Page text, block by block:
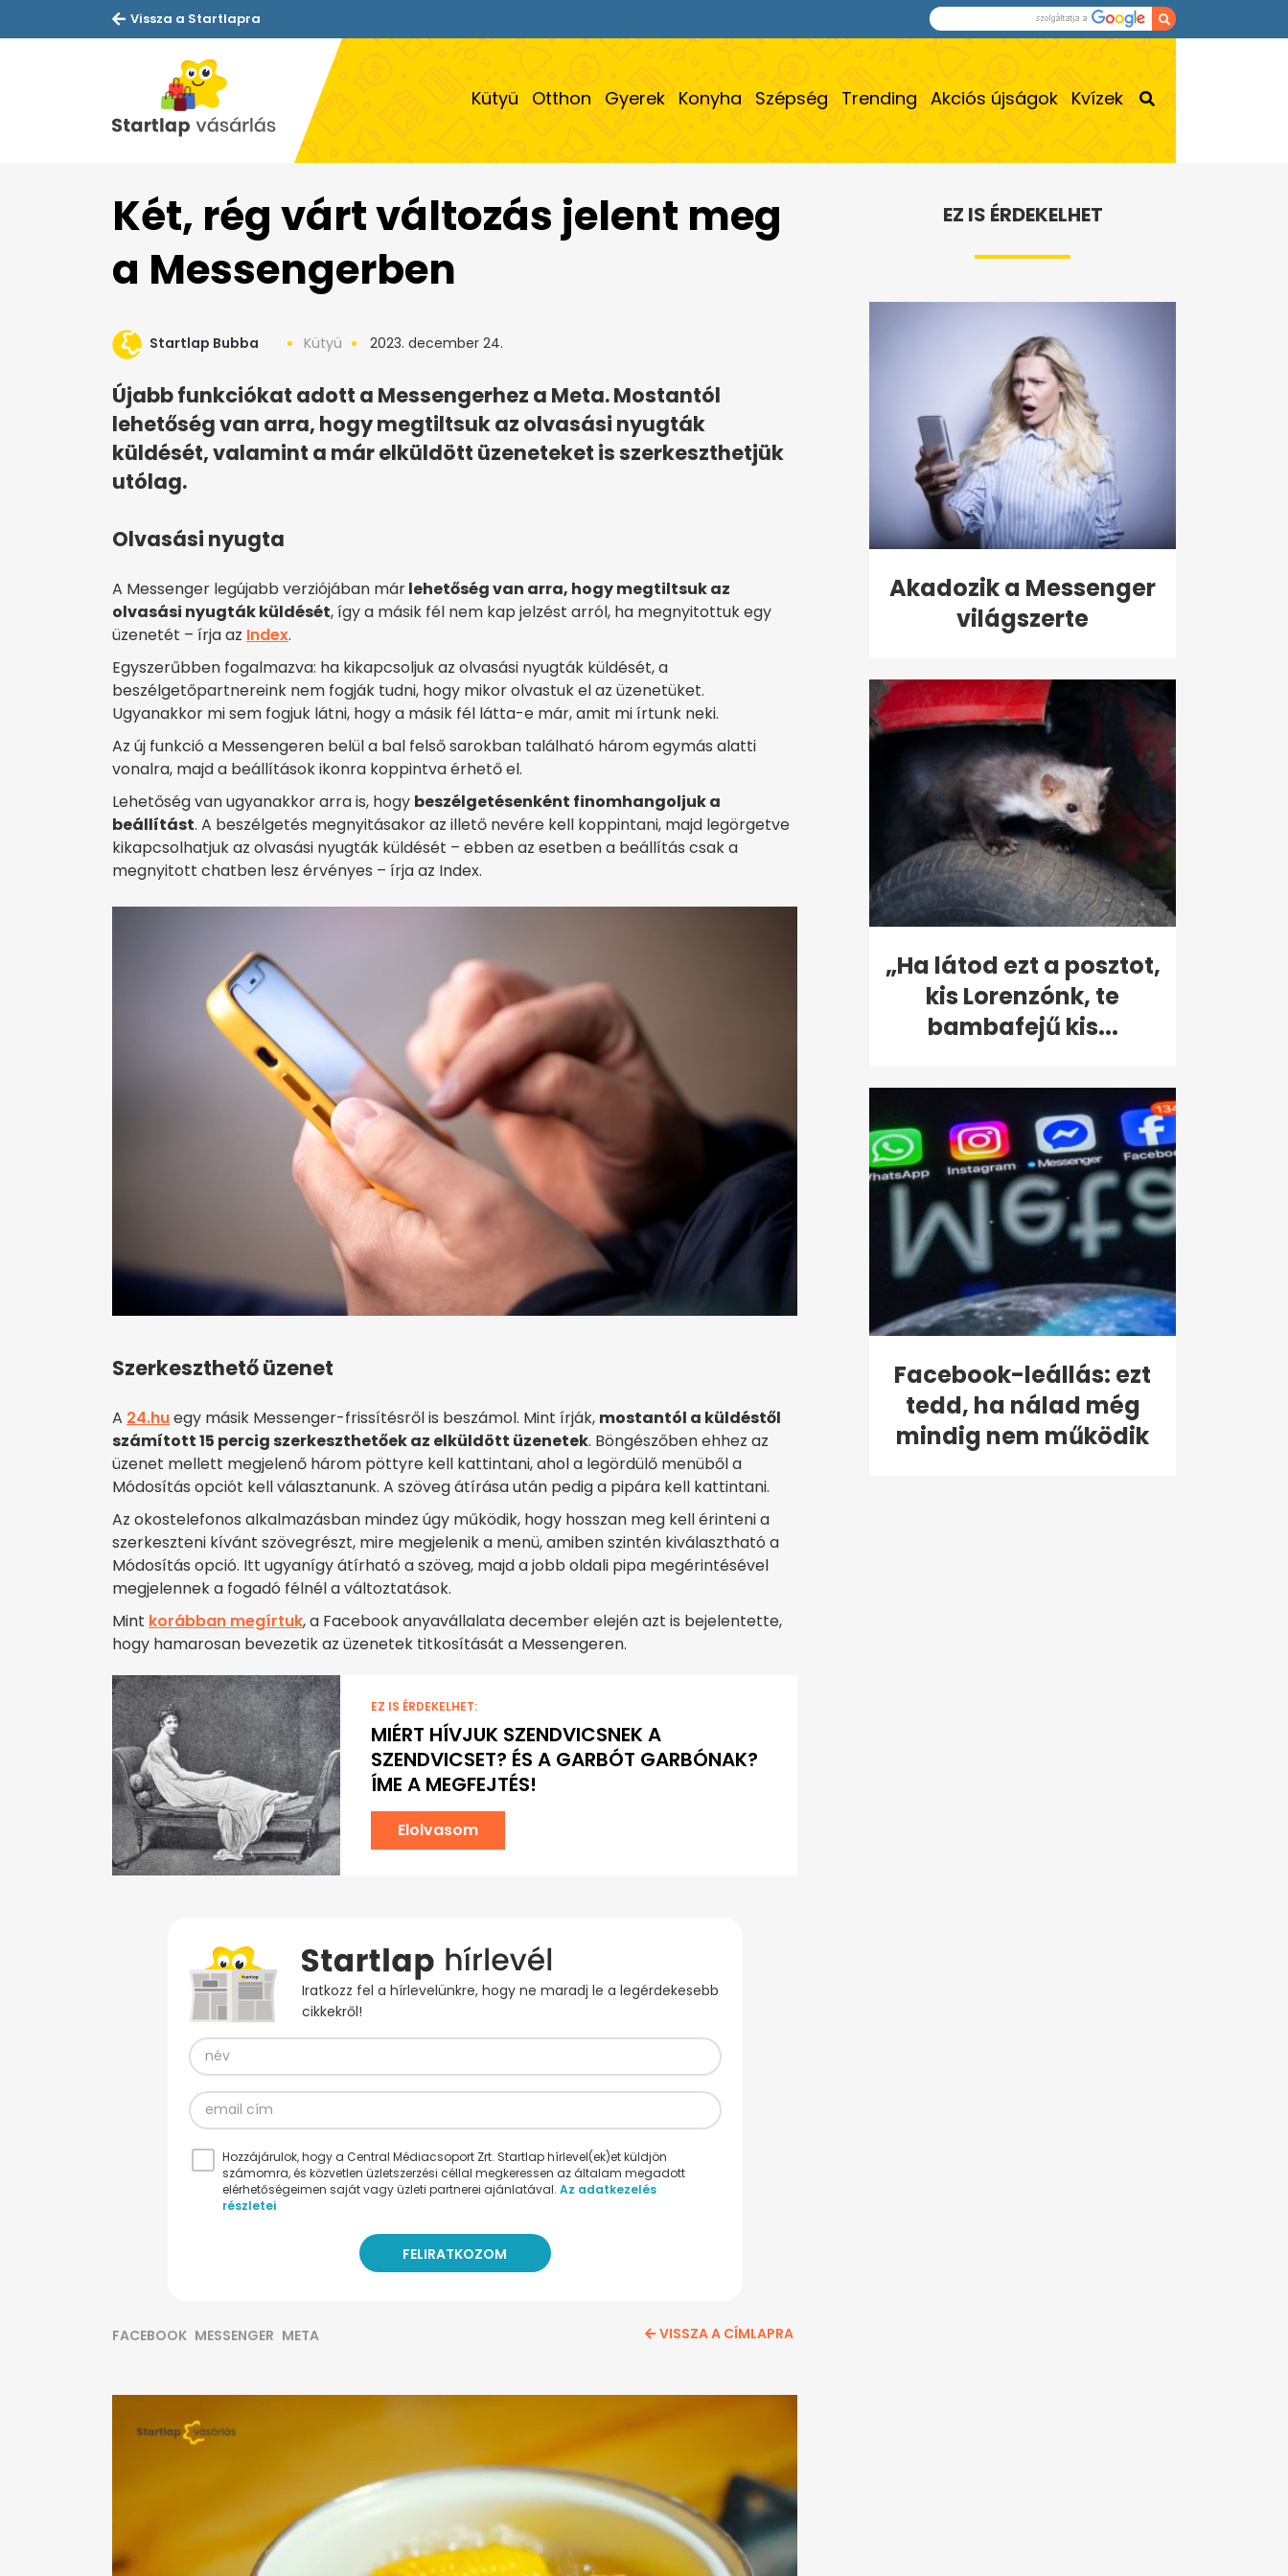
Vissza a Startlapra
Kütyü Otthon Gyerek Konyha Szépség Trending Akciós újságok Kvízek
Két, rég várt változás jelent meg
a Messengerben
Startlap Bubba Kütyü 2023. december 24.
Újabb funkciókat adott a Messengerhez a Meta. Mostantól
lehetőség van arra, hogy megtiltsuk az olvasási nyugták
küldését, valamint a már elküldött üzeneteket is szerkeszthetjük
utólag.
Olvasási nyugta
A Messenger legújabb verziójában márlehetőség van arra, hogy megtiltsuk az
olvasási nyugták küldését, így a másik fél nem kap jelzést arról, ha megnyitottuk egy
üzenetét – írja az Index.
Egyszerűbben fogalmazva: ha kikapcsoljuk az olvasási nyugták küldését, a
beszélgetőpartnereink nem fogják tudni, hogy mikor olvastuk el az üzenetüket.
Ugyanakkor mi sem fogjuk látni, hogy a másik fél látta-e már, amit mi írtunk neki.
Az új funkció a Messengeren belül a bal felső sarokban található három egymás alatti
vonalra, majd a beállítások ikonra koppintva érhető el.
Lehetőség van ugyanakkor arra is, hogy beszélgetésenként finomhangoljuk a
beállítást. A beszélgetés megnyitásakor az illető nevére kell koppintani, majd legörgetve
kikapcsolhatjuk az olvasási nyugták küldését – ebben az esetben a beállítás csak a
megnyitott chatben lesz érvényes – írja az Index.
Szerkeszthető üzenet
A 24.huegy másik Messenger-frissítésről is beszámol. Mint írják, mostantól a küldéstől
számított 15 percig szerkeszthetőek az elküldött üzenetek. Böngészőben ehhez az
üzenet mellett megjelenő három pöttyre kell kattintani, ahol a legördülő menüből a
Módosítás opciót kell választanunk. A szöveg átírása után pedig a pipára kell kattintani.
Az okostelefonos alkalmazásban mindez úgy működik, hogy hosszan meg kell érinteni a
szerkeszteni kívánt szövegrészt, mire megjelenik a menü, amiben szintén kiválasztható a
Módosítás opció. Itt ugyanígy átírható a szöveg, majd a jobb oldali pipa megérintésével
megjelennek a fogadó félnél a változtatások.
Mint korábban megírtuk, a Facebook anyavállalata december elején azt is bejelentette,
hogy hamarosan bevezetik az üzenetek titkosítását a Messengeren.
EZ IS ÉRDEKELHET:
MIÉRT HÍVJUK SZENDVICSNEK A
SZENDVICSET? ÉS A GARBÓT GARBÓNAK?
ÍME A MEGFEJTÉS!
Elolvasom
Iratkozz fel a hírlevelünkre, hogy ne maradj le a legérdekesebb
cikkekről!
Hozzájárulok, hogy a Central Médiacsoport Zrt. Startlap hírlevel(ek)et küldjön
számomra, és közvetlen üzletszerzési céllal megkeressen az általam megadott
elérhetőségeimen saját vagy üzleti partnerei ajánlatával. Az adatkezelés
részletei
FACEBOOK MESSENGER META VISSZA A CÍMLAPRA
EZ IS ÉRDEKELHET
Akadozik a Messenger
világszerte
„Ha látod ezt a posztot,
kis Lorenzónk, te
bambafejű kis...
Facebook-leállás: ezt
tedd, ha nálad még
mindig nem működik